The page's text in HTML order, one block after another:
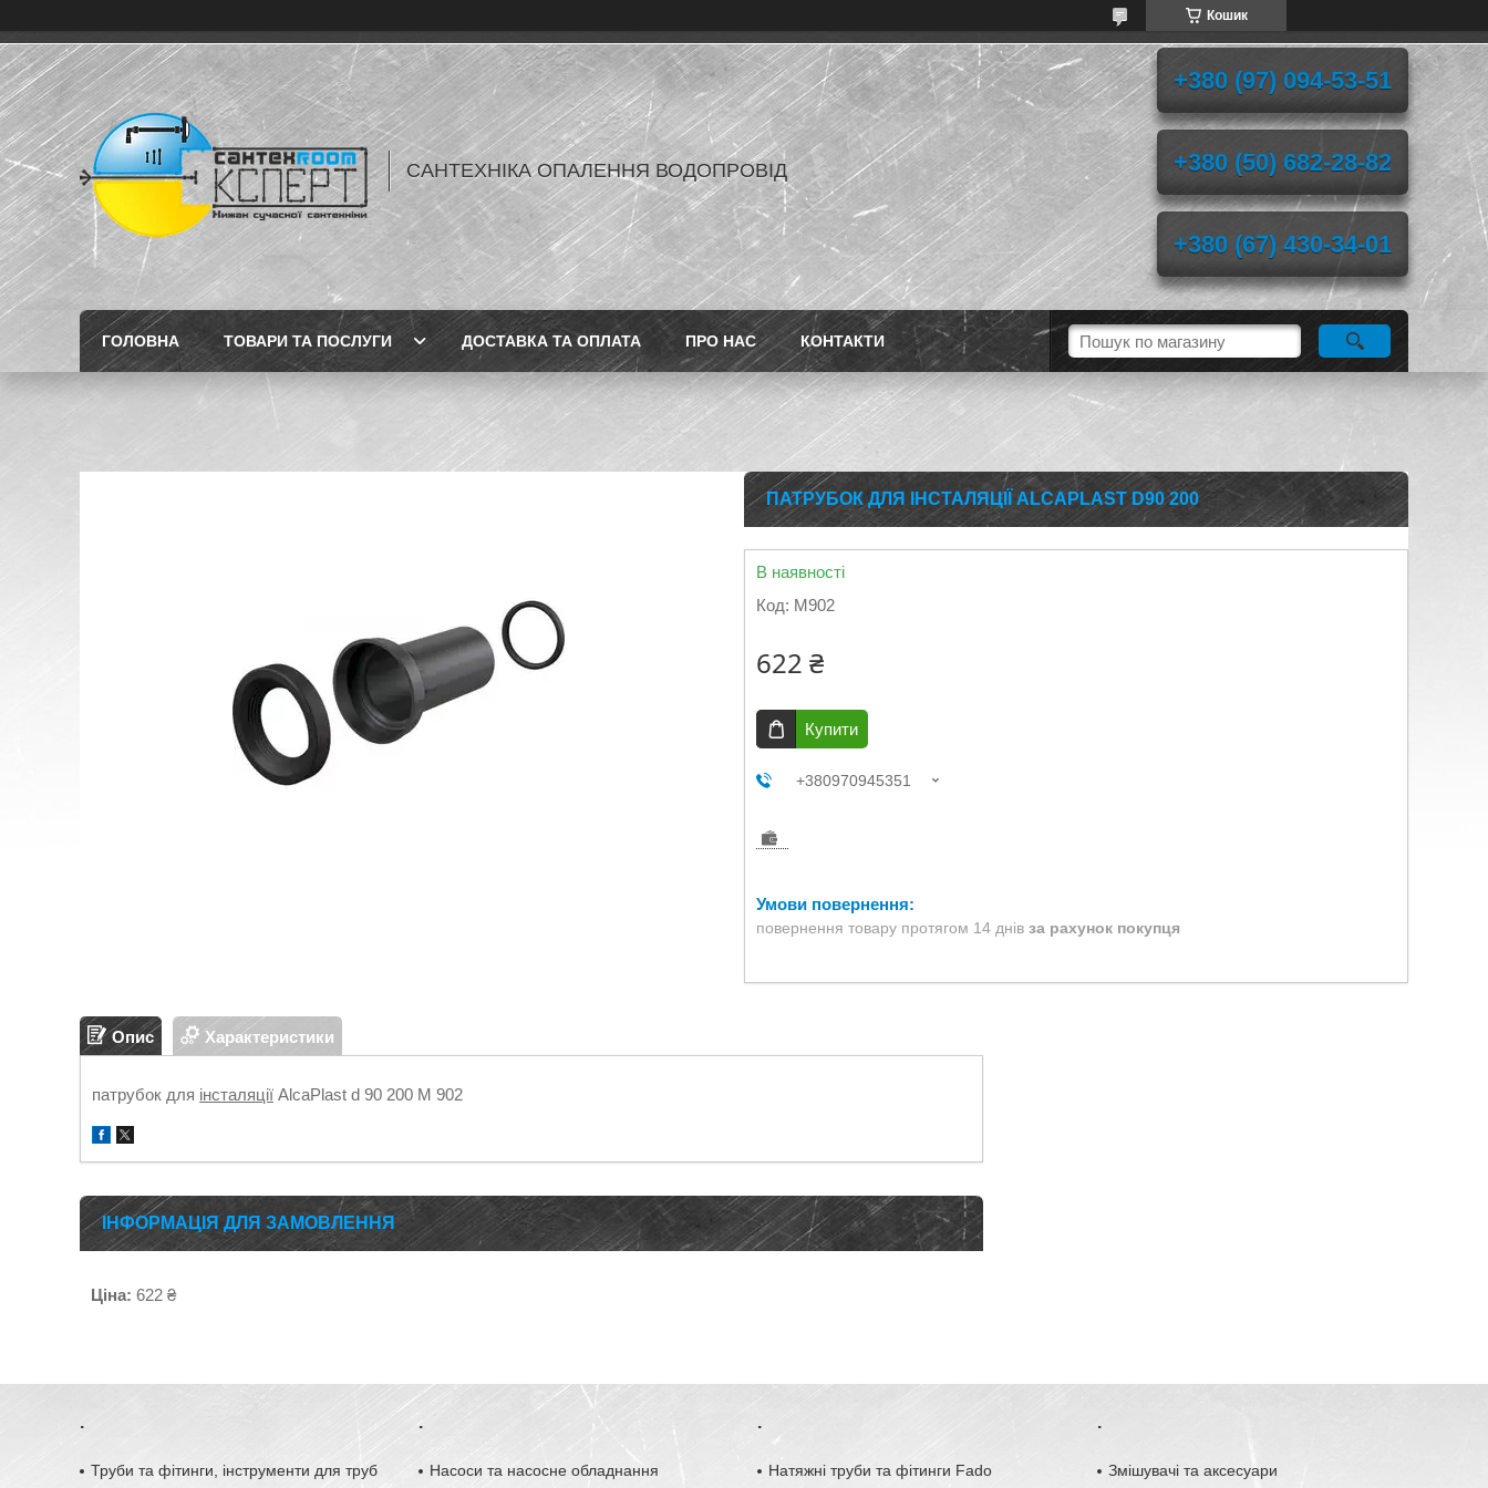
Кошик
САНТЕХНІКА ОПАЛЕННЯ ВОДОПРОВІД
+380 (97) 094-53-51
+380 (50) 682-28-82
+380 (67) 430-34-01
ГОЛОВНА ТОВАРИ ТА ПОСЛУГИ ДОСТАВКА ТА ОПЛАТА ПРО НАС КОНТАКТИ
ПАТРУБОК ДЛЯ ІНСТАЛЯЦІЇ ALCAPLAST D90 200
В наявності
Код: M902
622 ₴
Купити
+380970945351
повернення товару протягом 14 днів за рахунок покупця
Опис Характеристики
патрубок для інсталяції AlcaPlast d 90 200 M 902
ІНФОРМАЦІЯ ДЛЯ ЗАМОВЛЕННЯ
Ціна: 622 ₴
.
Труби та фітинги, інструменти для труб
.
Насоси та насосне обладнання
.
Натяжні труби та фітинги Fado
.
Змішувачі та аксесуари